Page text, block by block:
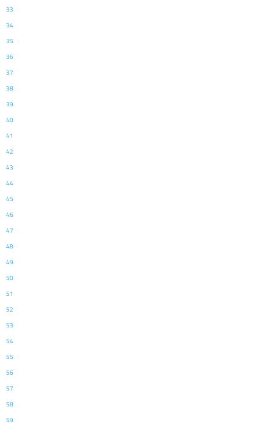
33
34
35
36
37
38
39
40
41
42
43
44
45
46
47
48
49
50
51
52
53
54
55
56
57
58
59